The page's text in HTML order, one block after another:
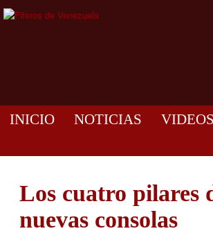
INICIO NOTICIAS VIDEOS
Los cuatro pilares
nuevas consolas